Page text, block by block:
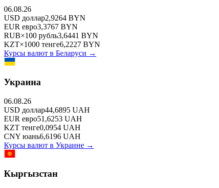
06.08.26
USD доллар2,9264 BYN
EUR евро3,3767 BYN
RUB×100 рубль3,6441 BYN
KZT×1000 тенге6,2227 BYN
Курсы валют в Беларуси →
Украина
06.08.26
USD доллар44,6895 UAH
EUR евро51,6253 UAH
KZT тенге0,0954 UAH
CNY юань6,6196 UAH
Курсы валют в Украине →
Кыргызстан